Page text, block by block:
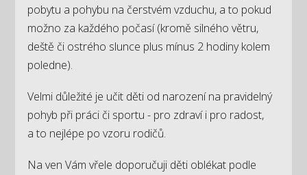
pobytu a pohybu na čerstvém vzduchu, a to pokud
možno za každého počasí (kromě silného větru,
deště či ostrého slunce plus mínus 2 hodiny kolem
poledne).
Velmi důležité je učit děti od narození na pravidelný
pohyb při práci či sportu - pro zdraví i pro radost,
a to nejlépe po vzoru rodičů.
Na ven Vám vřele doporučuji děti oblékat podle